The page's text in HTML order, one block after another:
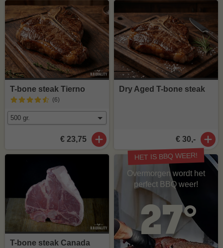
T-bone steak Tierno
(6)
€ 23,75
Dry Aged T-bone steak
€ 30,-
T-bone steak Canada
HET IS BBQ WEER!
Overmorgen wordt het
perfect BBQ weer!
27°